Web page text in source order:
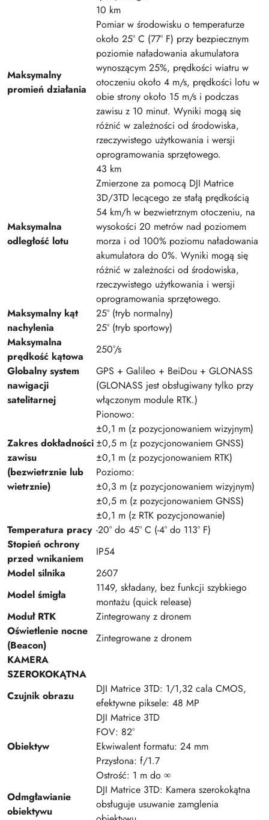
Maksymalny
promień działania
10 km
Pomiar w środowisku o temperaturze
około 25° C (77° F) przy bezpiecznym
poziomie naładowania akumulatora
wynoszącym 25%, prędkości wiatru w
otoczeniu około 4 m/s, prędkości lotu w
obie strony około 15 m/s i podczas
zawisu z 10 minut. Wyniki mogą się
różnić w zależności od środowiska,
rzeczywistego użytkowania i wersji
oprogramowania sprzętowego.
Maksymalna
odległość lotu
‌43 km
Zmierzone za pomocą DJI Matrice
3D/3TD lecącego ze stałą prędkością
54 km/h w bezwietrznym otoczeniu, na
wysokości 20 metrów nad poziomem
morza i od 100% poziomu naładowania
akumulatora do 0%. Wyniki mogą się
różnić w zależności od środowiska,
rzeczywistego użytkowania i wersji
oprogramowania sprzętowego.
Maksymalny kąt
nachylenia
25° (tryb normalny)
25° (tryb sportowy)
Maksymalna
prędkość kątowa
250°/s
Globalny system
nawigacji
satelitarnej
GPS + Galileo + BeiDou + GLONASS
(GLONASS jest obsługiwany tylko przy
włączonym module RTK.)
Zakres dokładności
zawisu
(bezwietrznie lub
wietrznie)
Pionowo:
±0,1 m (z pozycjonowaniem wizyjnym)
±0,5 m (z pozycjonowaniem GNSS)
±0,1 m (z pozycjonowaniem RTK)
Poziomo:
±0,3 m (z pozycjonowaniem wizyjnym)
±0,5 m (z pozycjonowaniem GNSS)
±0,1 m (z RTK pozycjonowanie)
Temperatura pracy -20° do 45° C (-4° do 113° F)
Stopień ochrony
przed wnikaniem
IP54
Model silnika
2607
Model śmigła
1149, składany, bez funkcji szybkiego
montażu (quick release)
Moduł RTK
Zintegrowany z dronem
Oświetlenie nocne
(Beacon)
Zintegrowane z dronem
KAMERA
SZEROKOKĄTNA
Czujnik obrazu
DJI Matrice 3TD: 1/1,32 cala CMOS,
efektywne piksele: 48 MP
Obiektyw
DJI Matrice 3TD
FOV: 82°
Ekwiwalent formatu: 24 mm
Przysłona: f/1.7
Ostrość: 1 m do ∞
Odmgławianie
obiektywu
DJI Matrice 3TD: Kamera szerokokątna
obsługuje usuwanie zamglenia